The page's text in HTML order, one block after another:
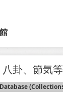
八卦、節気